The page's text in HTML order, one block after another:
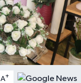
A+